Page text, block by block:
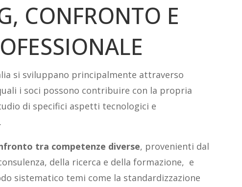
CONFRONTO E
si sviluppano principalmente attraverso
i soci possono contribuire con la propria
di specifici aspetti tecnologici e
tra competenze diverse, provenienti dal
della ricerca e della formazione, e
sistematico temi come la standardizzazione